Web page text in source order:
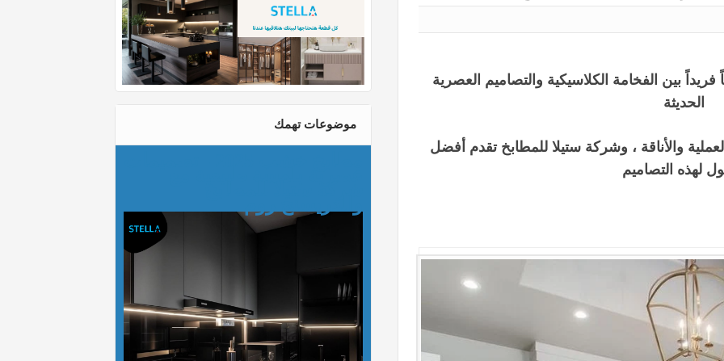
بين الفخامة الكلاسيكية والتصاميم العصرية
الحديثة
والأناقة ، وشركة ستيلا للمطابخ تقدم أفضل
لهذه التصاميم
موضوعات تهمك